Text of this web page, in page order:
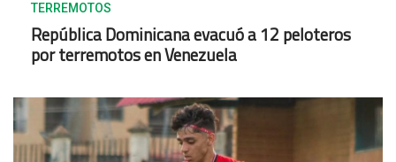
TERREMOTOS
República Dominicana evacuó a 12 peloteros
por terremotos en Venezuela